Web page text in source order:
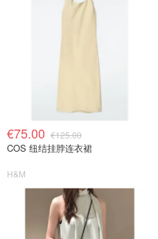
€75.00 €125.00
COS 纽结挂脖连衣裙
H&M